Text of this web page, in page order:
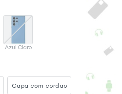
Azul Claro
Capa com cordão